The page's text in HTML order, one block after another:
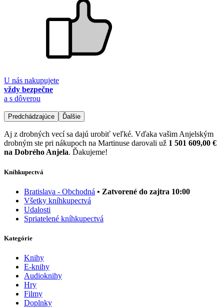
U nás nakupujete
vždy bezpečne
a s dôverou
Predchádzajúce Ďalšie
Aj z drobných vecí sa dajú urobiť veľké. Vďaka vašim Anjelským
drobným ste pri nákupoch na Martinuse darovali už 1 501 609,00 €
na Dobrého Anjela. Ďakujeme!
Kníhkupectvá
Bratislava - Obchodná • Zatvorené do zajtra 10:00
Všetky kníhkupectvá
Udalosti
Spriatelené kníhkupectvá
Kategórie
Knihy
E-knihy
Audioknihy
Hry
Filmy
Doplnky